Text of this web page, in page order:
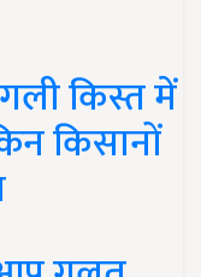
किस्त में
किसानों